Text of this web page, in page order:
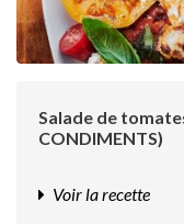
Salade de
CONDIMENTS)
Voir la recette